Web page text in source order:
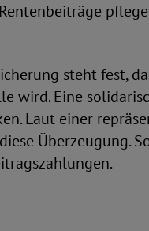
steht fest,
wird. Eine
Laut einer
Überzeugung.